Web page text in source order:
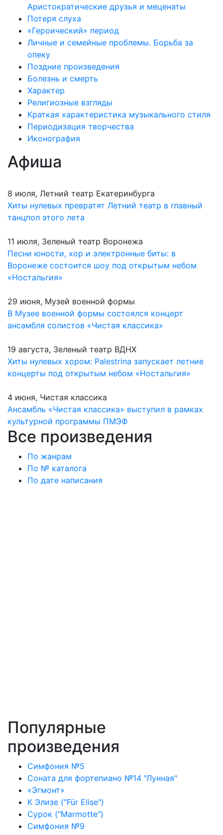
Аристократические друзья и меценаты
Потеря слуха
«Героический» период
Личные и семейные проблемы. Борьба за
опеку
Поздние произведения
Болезнь и смерть
Характер
Религиозные взгляды
Краткая характеристика музыкального стиля
Периодизация творчества
Иконография
Афиша
8 июля, Летний театр Екатеринбурга
Хиты нулевых превратят Летний театр в главный
танцпол этого лета
11 июля, Зеленый театр Воронежа
Песни юности, хор и электронные биты: в
Воронеже состоится шоу под открытым небом
«Ностальгия»
29 июня, Музей военной формы
В Музее военной формы состоялся концерт
ансамбля солистов «Чистая классика»
19 августа, Зеленый театр ВДНХ
Хиты нулевых хором: Palestrina запускает летние
концерты под открытым небом «Ностальгия»
4 июня, Чистая классика
Ансамбль «Чистая классика» выступил в рамках
культурной программы ПМЭФ
Все произведения
По жанрам
По № каталога
По дате написания
Популярные
произведения
Симфония №5
Соната для фортепиано №14 "Лунная"
«Эгмонт»
К Элизе ("Für Elise")
Сурок ("Marmotte")
Симфония №9